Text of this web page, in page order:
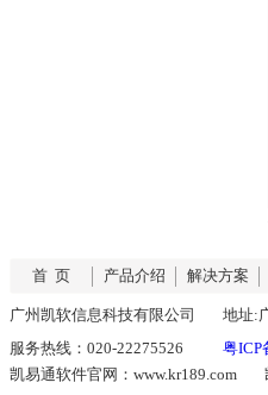
首 页 产品介绍 解决方案
广州凯软信息科技有限公司
地址:
服务热线：020-22275526
粤ICP
凯易通软件官网：www.kr189.com